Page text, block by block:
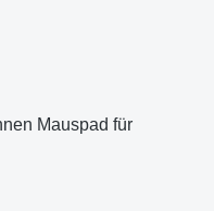
Mauspad für